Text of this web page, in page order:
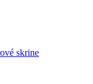
skrine